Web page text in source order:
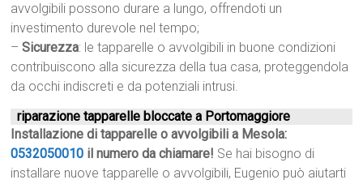
avvolgibili possono durare a lungo, offrendoti un
investimento durevole nel tempo;
–Sicurezza: le tapparelle o avvolgibili in buone condizioni
contribuiscono alla sicurezza della tua casa, proteggendola
da occhi indiscreti e da potenziali intrusi.
riparazione tapparelle bloccate a Portomaggiore
Installazione di tapparelle o avvolgibili a Mesola:
0532050010 il numero da chiamare! Se hai bisogno di
installare nuove tapparelle o avvolgibili, Eugenio può aiutarti